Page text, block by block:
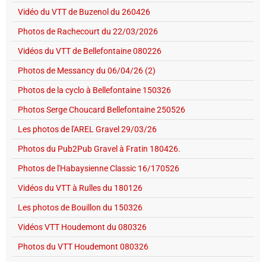
Vidéo du VTT de Buzenol du 260426
Photos de Rachecourt du 22/03/2026
Vidéos du VTT de Bellefontaine 080226
Photos de Messancy du 06/04/26 (2)
Photos de la cyclo à Bellefontaine 150326
Photos Serge Choucard Bellefontaine 250526
Les photos de l'AREL Gravel 29/03/26
Photos du Pub2Pub Gravel à Fratin 180426.
Photos de l'Habaysienne Classic 16/170526
Vidéos du VTT à Rulles du 180126
Les photos de Bouillon du 150326
Vidéos VTT Houdemont du 080326
Photos du VTT Houdemont 080326